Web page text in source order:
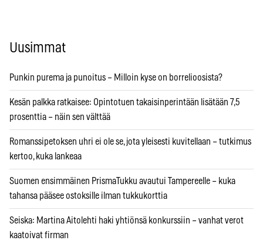
Uusimmat
Punkin purema ja punoitus – Milloin kyse on borrelioosista?
Kesän palkka ratkaisee: Opintotuen takaisinperintään lisätään 7,5
prosenttia – näin sen välttää
Romanssipetoksen uhri ei ole se, jota yleisesti kuvitellaan – tutkimus
kertoo, kuka lankeaa
Suomen ensimmäinen PrismaTukku avautui Tampereelle – kuka
tahansa pääsee ostoksille ilman tukkukorttia
Seiska: Martina Aitolehti haki yhtiönsä konkurssiin – vanhat verot
kaatoivat firman